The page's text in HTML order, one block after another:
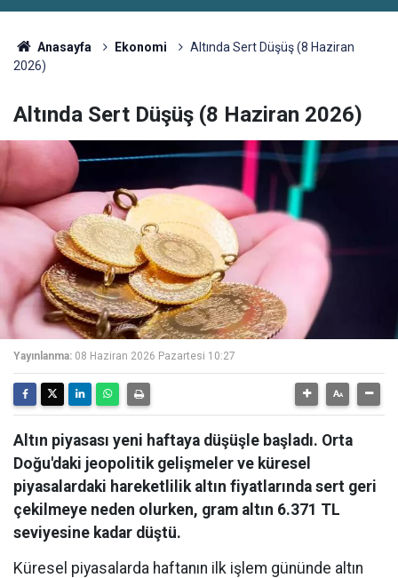
Anasayfa Ekonomi
Altında Sert Düşüş (8 Haziran
2026)
Altında Sert Düşüş (8 Haziran 2026)
Yayınlanma: 08 Haziran 2026 Pazartesi 10:27
Altın piyasası yeni haftaya düşüşle başladı. Orta
Doğu'daki jeopolitik gelişmeler ve küresel
piyasalardaki hareketlilik altın fiyatlarında sert geri
çekilmeye neden olurken, gram altın 6.371 TL
seviyesine kadar düştü.
Küresel piyasalarda haftanın ilk işlem gününde altın